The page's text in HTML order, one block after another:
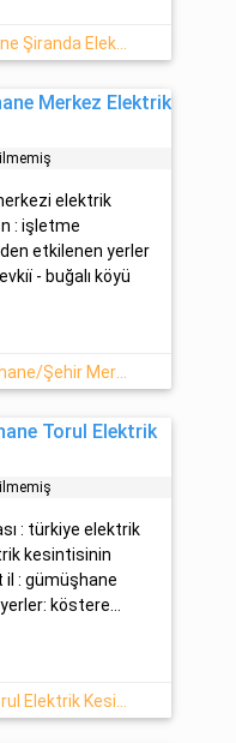
12 Kasım Çarşamba Gümüşhane Şiranda Elektrik Kesinti Detayı
Merkez Elektrik
elektrik
: işletme
etkilenen yerler
- buğalı köyü
12/11 2025 Çarşamba Gümüşhane/Şehir Merkezi'de Elektrik Kesintisi Yaşanacaktır
Torul Elektrik
: türkiye elektrik
kesintisinin
il : gümüşhane
köstere...